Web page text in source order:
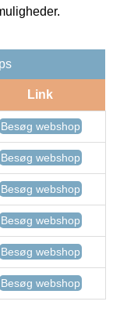
Link
Besøg webshop
Besøg webshop
Besøg webshop
Besøg webshop
Besøg webshop
Besøg webshop